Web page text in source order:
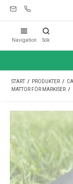
Tält
Rengöring & skötsel
Reseutrustning
Bil & släp
Navigation Sök
START / PRODUKTER /
MATTOR FÖR MARKISER /